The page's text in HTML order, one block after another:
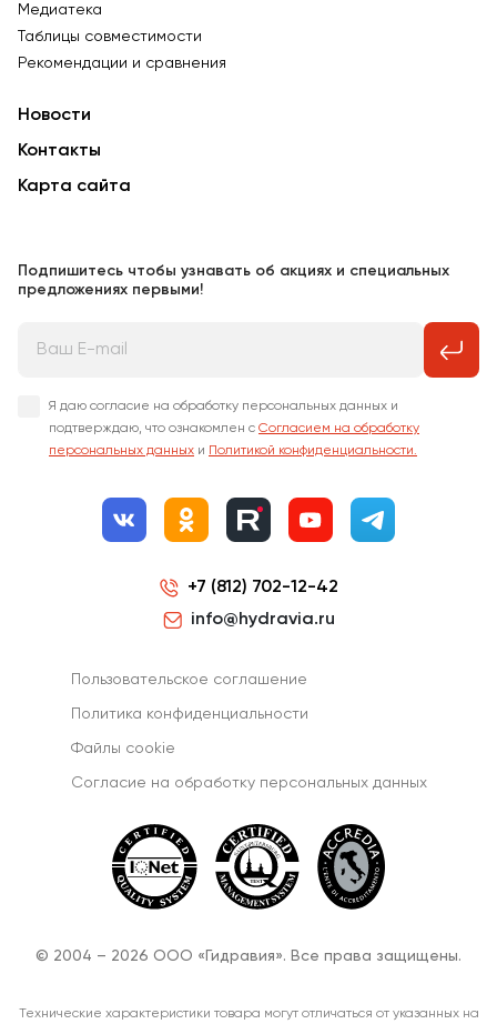
Медиатека
Таблицы совместимости
Рекомендации и сравнения
Новости
Контакты
Карта сайта
Подпишитесь чтобы узнавать об акциях и специальных
предложениях первыми!
Я даю согласие на обработку персональных данных и
подтверждаю, что ознакомлен с Согласием на обработку
персональных данных и Политикой конфиденциальности.
+7 (812) 702-12-42
info@hydravia.ru
Пользовательское соглашение
Политика конфиденциальности
Файлы cookie
Согласиe на обработку персональных данных
© 2004 – 2026 ООО «Гидравия». Все права защищены.
Технические характеристики товара могут отличаться от указанных на